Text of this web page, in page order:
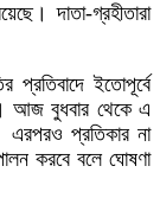
দাতা-গ্রহীতারা
প্রতিবাদে ইতোপূর্বে
আজ বুধবার থেকে এ
এরপরও প্রতিকার না
করবে বলে ঘোষণা